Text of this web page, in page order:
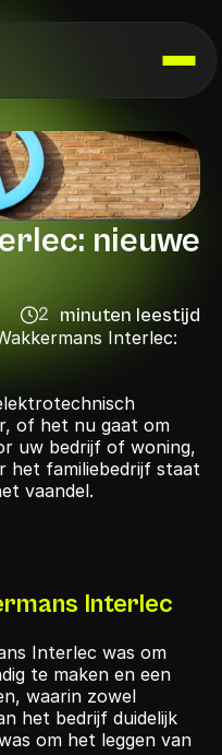
nieuwe
2
minutes
minuten leestijd
Interlec:
of het nu gaat om
uw bedrijf of woning,
het familiebedrijf staat
vaandel.
Interlec
Interlec was om
te maken en een
waarin zowel
het bedrijf duidelijk
om het leggen van